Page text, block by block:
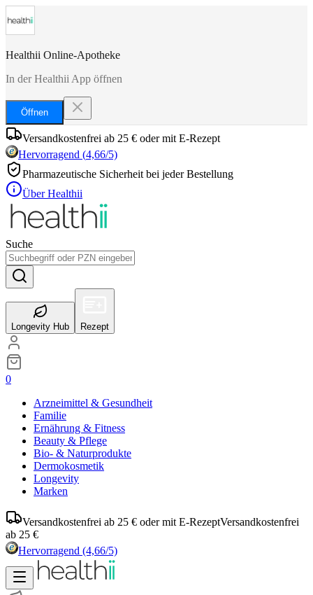
Healthii Online-Apotheke
In der Healthii App öffnen
Öffnen
Versandkostenfrei ab 25 € oder mit E-Rezept
Hervorragend (4,66/5)
Pharmazeutische Sicherheit bei jeder Bestellung
Über Healthii
Suche
Longevity Hub Rezept
0
Arzneimittel & Gesundheit
Familie
Ernährung & Fitness
Beauty & Pflege
Bio- & Naturprodukte
Dermokosmetik
Longevity
Marken
Versandkostenfrei ab 25 € oder mit E-RezeptVersandkostenfrei
ab 25 €
Hervorragend (4,66/5)